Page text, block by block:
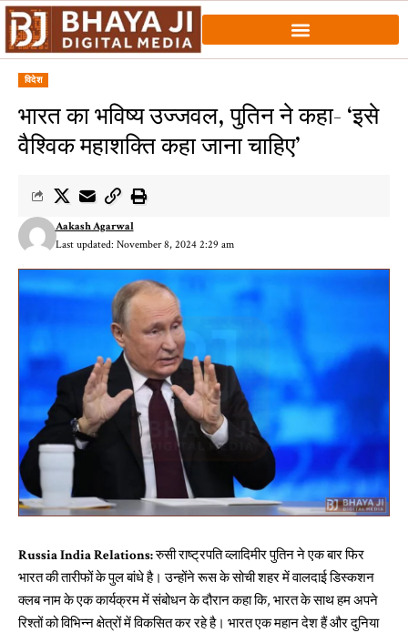
विदेश
भारत का भविष्य उज्जवल, पुतिन ने कहा- ‘इसे
वैश्विक महाशक्ति कहा जाना चाहिए’
Last updated: November 8, 2024 2:29 am
Aakash Agarwal
Russia India Relations:रुसी राष्ट्रपति व्लादिमीर पुतिन ने एक बार फिर
भारत की तारीफों के पुल बांधे है। उन्होंने रूस के सोची शहर में वालदाई डिस्कशन
क्लब नाम के एक कार्यक्रम में संबोधन के दौरान कहा कि, भारत के साथ हम अपने
रिश्तों को विभिन्न क्षेत्रों में विकसित कर रहे है। भारत एक महान देश हैं और दुनिया